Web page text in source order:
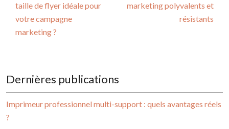
taille de flyer idéale pour
votre campagne
marketing ?
marketing polyvalents et
résistants
Dernières publications
Imprimeur professionnel multi-support : quels avantages réels
?